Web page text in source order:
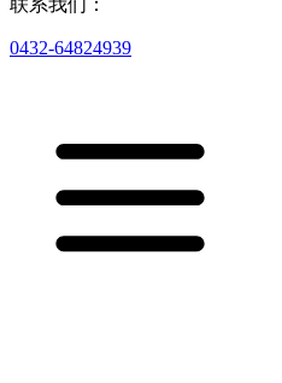
联系我们：
0432-64824939